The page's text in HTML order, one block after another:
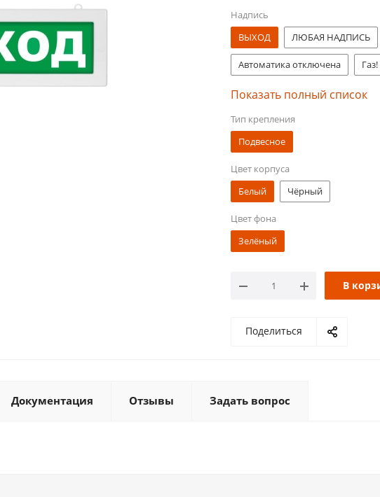
Надпись
ВЫХОД
ЛЮБАЯ НАДПИСЬ
Автоматика отключена
Насосная станция
ВЫХОД МГН
Показать полный список
Тип крепления
Подвесное
Цвет корпуса
Белый
Чёрный
Цвет фона
Зелёный
В
Поделиться
Документация Отзывы Задать вопрос